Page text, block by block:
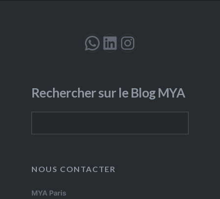
WhatsApp
LinkedIn
Instagram
Rechercher sur le Blog MYA
NOUS CONTACTER
MYA Paris